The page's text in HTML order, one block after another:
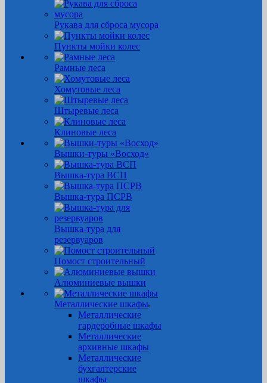
Рукава для сброса мусора
Пункты мойки колес
Рамные леса
Хомутовые леса
Штыревые леса
Клиновые леса
Вышки-туры «Восход»
Вышка-тура ВСП
Вышка-тура ПСРВ
Вышка-тура для
резервуаров
Помост строительный
Алюминиевые вышки
Металлические шкафы
Металлические
гардеробные шкафы
Металлические
архивные шкафы
Металлические
бухгалтерские
шкафы